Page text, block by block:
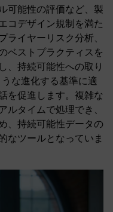
可能性の評価など、製
コデザイン規制を満た
ライヤーリスク分析、
ベストプラクティスを
、持続可能性への取り
な進化する基準に適
を促進します。複雑な
ルタイムで処理でき、
、持続可能性データの
なツールとなっていま